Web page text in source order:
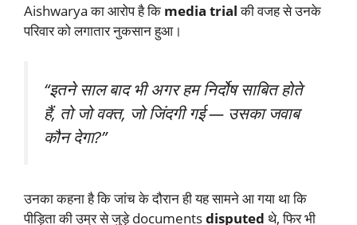
Aishwarya का आरोप है कि media trialकी वजह से उनके
परिवार को लगातार नुकसान हुआ।
“इतने साल बाद भी अगर हम निर्दोष साबित होते
हैं, तो जो वक्त, जो जिंदगी गई — उसका जवाब
कौन देगा?”
उनका कहना है कि जांच के दौरान ही यह सामने आ गया था कि
पीड़िता की उम्र से जुड़े documentsdisputed थे, फिर भी